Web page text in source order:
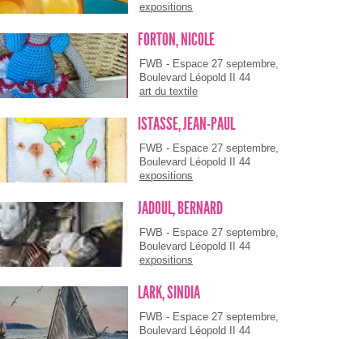
expositions
FORTON, NICOLE
FWB - Espace 27 septembre,
Boulevard Léopold II 44
art du textile
ISTASSE, JEAN-PAUL
FWB - Espace 27 septembre,
Boulevard Léopold II 44
expositions
JADOUL, BERNARD
FWB - Espace 27 septembre,
Boulevard Léopold II 44
expositions
LARK, SINDIA
FWB - Espace 27 septembre,
Boulevard Léopold II 44